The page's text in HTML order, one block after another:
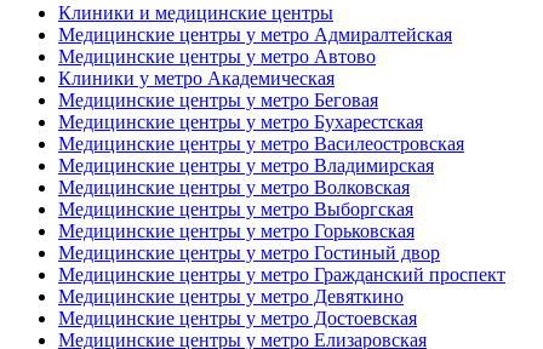
Клиники и медицинские центры
Медицинские центры у метро Адмиралтейская
Медицинские центры у метро Автово
Клиники у метро Академическая
Медицинские центры у метро Беговая
Медицинские центры у метро Бухарестская
Медицинские центры у метро Василеостровская
Медицинские центры у метро Владимирская
Медицинские центры у метро Волковская
Медицинские центры у метро Выборгская
Медицинские центры у метро Горьковская
Медицинские центры у метро Гостиный двор
Медицинские центры у метро Гражданский проспект
Медицинские центры у метро Девяткино
Медицинские центры у метро Достоевская
Медицинские центры у метро Елизаровская